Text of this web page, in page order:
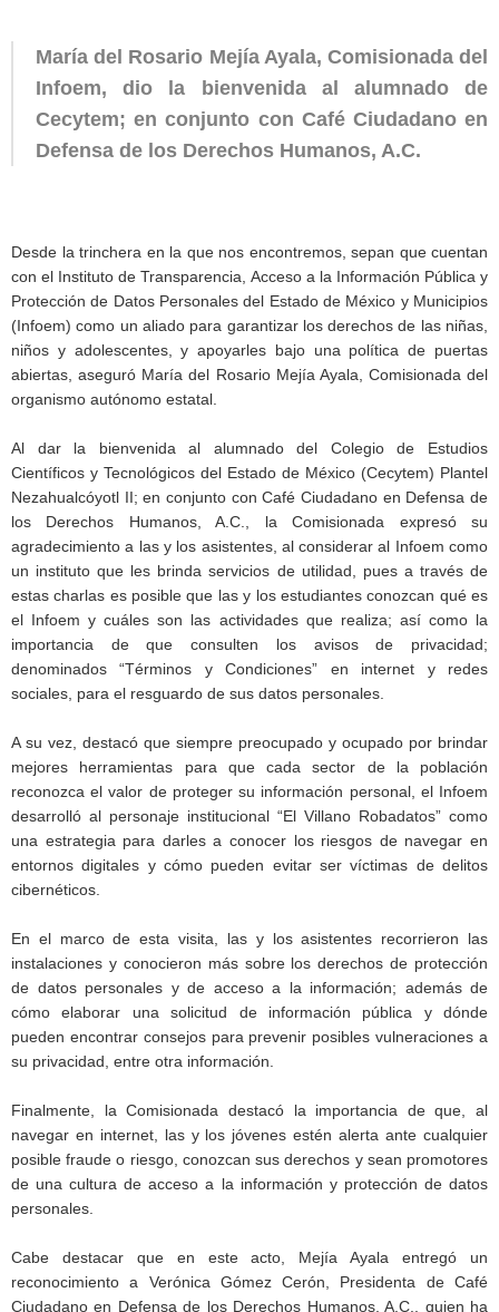
María del Rosario Mejía Ayala, Comisionada del
Infoem, dio la bienvenida al alumnado de
Cecytem; en conjunto con Café Ciudadano en
Defensa de los Derechos Humanos, A.C.
Desde la trinchera en la que nos encontremos, sepan que cuentan
con el Instituto de Transparencia, Acceso a la Información Pública y
Protección de Datos Personales del Estado de México y Municipios
(Infoem) como un aliado para garantizar los derechos de las niñas,
niños y adolescentes, y apoyarles bajo una política de puertas
abiertas, aseguró María del Rosario Mejía Ayala, Comisionada del
organismo autónomo estatal.
Al dar la bienvenida al alumnado del Colegio de Estudios
Científicos y Tecnológicos del Estado de México (Cecytem) Plantel
Nezahualcóyotl II; en conjunto con Café Ciudadano en Defensa de
los Derechos Humanos, A.C., la Comisionada expresó su
agradecimiento a las y los asistentes, al considerar al Infoem como
un instituto que les brinda servicios de utilidad, pues a través de
estas charlas es posible que las y los estudiantes conozcan qué es
el Infoem y cuáles son las actividades que realiza; así como la
importancia de que consulten los avisos de privacidad;
denominados “Términos y Condiciones” en internet y redes
sociales, para el resguardo de sus datos personales.
A su vez, destacó que siempre preocupado y ocupado por brindar
mejores herramientas para que cada sector de la población
reconozca el valor de proteger su información personal, el Infoem
desarrolló al personaje institucional “El Villano Robadatos” como
una estrategia para darles a conocer los riesgos de navegar en
entornos digitales y cómo pueden evitar ser víctimas de delitos
cibernéticos.
En el marco de esta visita, las y los asistentes recorrieron las
instalaciones y conocieron más sobre los derechos de protección
de datos personales y de acceso a la información; además de
cómo elaborar una solicitud de información pública y dónde
pueden encontrar consejos para prevenir posibles vulneraciones a
su privacidad, entre otra información.
Finalmente, la Comisionada destacó la importancia de que, al
navegar en internet, las y los jóvenes estén alerta ante cualquier
posible fraude o riesgo, conozcan sus derechos y sean promotores
de una cultura de acceso a la información y protección de datos
personales.
Cabe destacar que en este acto, Mejía Ayala entregó un
reconocimiento a Verónica Gómez Cerón, Presidenta de Café
Ciudadano en Defensa de los Derechos Humanos, A.C., quien ha